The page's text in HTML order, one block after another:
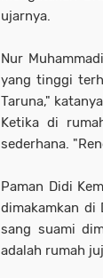
ujarnya.
Nur
yang tinggi
Taruna,"
Ketika di
sederhana.
Paman Didi
dimakamkan di
sang suami
adalah rumah